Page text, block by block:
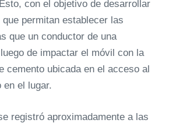
con el objetivo de desarrollar
permitan establecer las
que un conductor de una
de impactar el móvil con la
cemento ubicada en el acceso al
en el lugar.
registró aproximadamente a las